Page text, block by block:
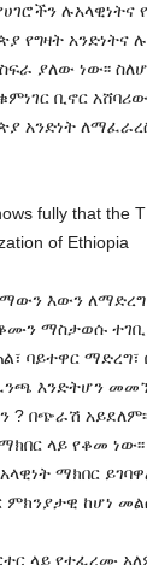
ሉአላዊነትና
የግዛት አንድነትና
ያለው ነው፡፡
ቢኖር
አንድነት
fully that the
of Ethiopia
እውን
ማስታወሱ ተገቢ
ባይተዋር ማድረግ፣
እንድትሆን
? በጭራሽ
ላይ የቆመ
ማክበር
ምክንያታዊ ከሆነ
ላይ የተፈረሙ